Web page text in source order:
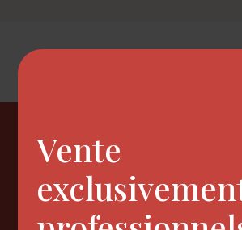
Newsletter
Vente